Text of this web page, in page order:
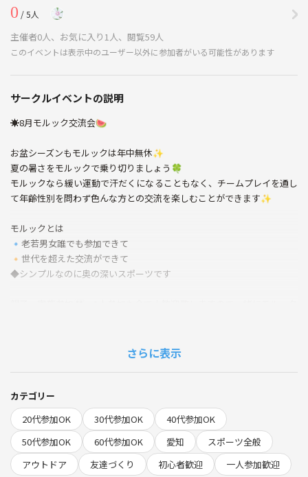
0 / 5人
主催者0人、お気に入り1人、閲覧59人
このイベントは表示中のユーザー以外に参加者がいる可能性があります
サークルイベントの説明
☀️8月モルック交流会🍉
お盆シーズンもモルックは年中無休✨
夏の暑さをモルックで乗り切りましょう🍀
モルックなら緩い運動で汗だくになることもなく、チームプレイを通し
て年齢性別を問わず色んな方との交流を楽しむことができます✨
モルックとは
🔹老若男女誰でも参加できて
🔸世代を超えた交流ができて
◆シンプルなのに奥の深いスポーツです
初心者でも安心の競技説明はもちろんのこと、投げる際のアドバイスや
【日付】
8月17日(日)10:00〜12:00
（10:15まで受付、途中参加（30分以上遅れる）の方はご連絡くださ
い）
【会場】
さらに表示
カテゴリー
20代参加OK
30代参加OK
40代参加OK
50代参加OK
60代参加OK 愛知
スポーツ全般
アウトドア
友達づくり 初心者歓迎 一人参加歓迎